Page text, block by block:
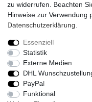
Widerrufs­recht
© Copyright
Realisierung und
zu widerrufen. Beachten
Hinweise zur Verwendung
Daten­schutz­erklärung
Essenziell
Statistik
Externe Medien
DHL
PayPal
Funktional